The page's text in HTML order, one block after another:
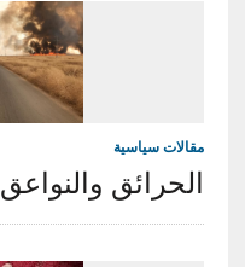
مقالات سياسية
الحرائق والنواعق